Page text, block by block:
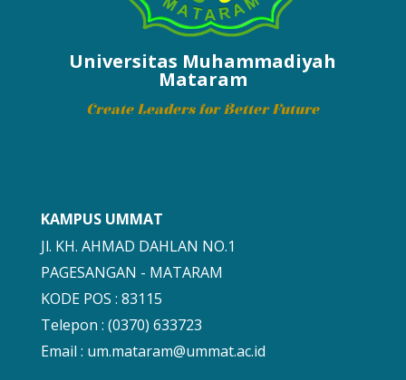
Universitas Muhammadiyah
Mataram
Create Leaders for Better Future
KAMPUS UMMAT
Jl. KH. AHMAD DAHLAN NO.1
PAGESANGAN - MATARAM
KODE POS : 83115
Telepon : (0370) 633723
Email : um.mataram@ummat.ac.id